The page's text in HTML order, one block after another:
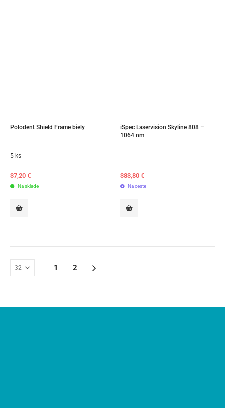
Polodent Shield Frame biely
5 ks
37,20 €
Na sklade
iSpec Laservision Skyline 808 –
1064 nm
383,80 €
Na ceste
1 2